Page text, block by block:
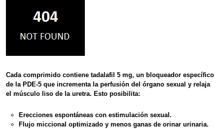
Cada comprimido contienetadalafil 5 mg, un bloqueador específico
de laPDE-5 que incrementa la perfusión del órgano sexual y relaja
el músculo liso de la uretra. Esto posibilita:
Erecciones espontáneas con estimulación sexual.
Flujo miccional optimizado y menos ganas de orinar urinaria.